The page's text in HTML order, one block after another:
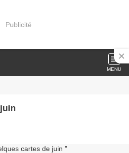
Publicité
MENU
Quelques cartes de juin